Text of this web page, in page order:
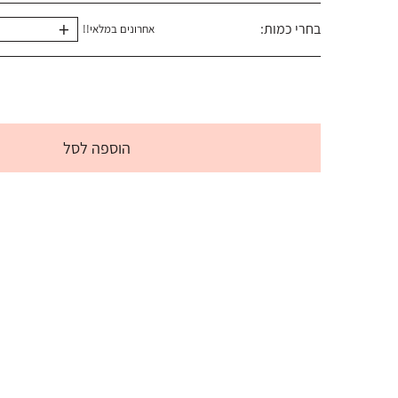
בחרי כמות: + אחרונים במלאי!!
הוספה לסל